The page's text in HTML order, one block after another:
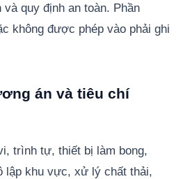
quy định an toàn. Phần
không được phép vào phải ghi
án và tiêu chí
trình tự, thiết bị làm bong,
lập khu vực, xử lý chất thải,